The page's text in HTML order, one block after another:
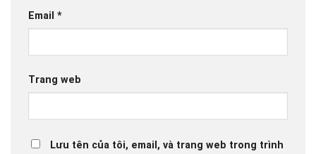
Email *
Trang web
Lưu tên của tôi, email, và trang web trong trình